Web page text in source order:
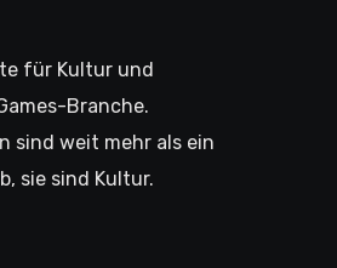
für Kultur und
Branche.
sind weit mehr als ein
sie sind Kultur.